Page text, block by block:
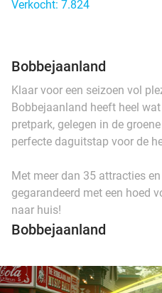
Verkocht: 7.824
Bobbejaanland
Klaar voor een seizoen vol
Bobbejaanland heeft heel
pretpark, gelegen in de
perfecte daguitstap voor de
Met meer dan 35 attracties
gegarandeerd met een hoed
naar huis!
Bobbejaanland